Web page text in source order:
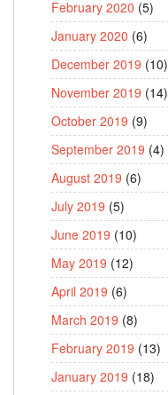
February 2020 (5)
January 2020 (6)
December 2019 (10)
November 2019 (14)
October 2019 (9)
September 2019 (4)
August 2019 (6)
July 2019 (5)
June 2019 (10)
May 2019 (12)
April 2019 (6)
March 2019 (8)
February 2019 (13)
January 2019 (18)